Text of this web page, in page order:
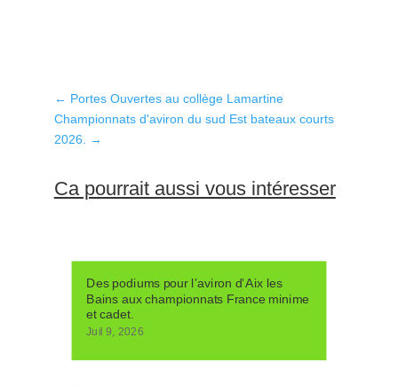
← Portes Ouvertes au collège Lamartine
Championnats d'aviron du sud Est bateaux courts
2026.
→
Ca pourrait aussi vous intéresser
Des podiums pour l’aviron d’Aix les
Bains aux championnats France minime
et cadet.
Juil 9, 2026